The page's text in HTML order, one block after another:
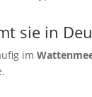
sie in
im